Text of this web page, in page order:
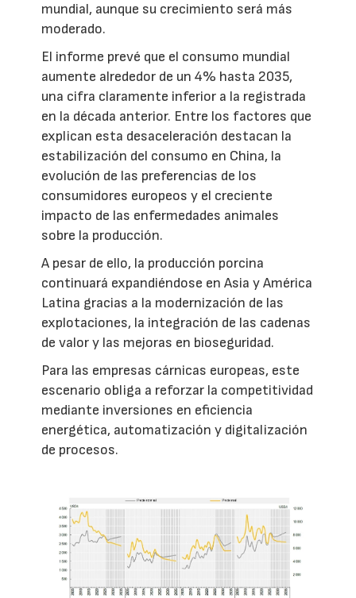
mundial, aunque su crecimiento será más
moderado.
El informe prevé que el consumo mundial
aumente alrededor de un 4% hasta 2035,
una cifra claramente inferior a la registrada
en la década anterior. Entre los factores que
explican esta desaceleración destacan la
estabilización del consumo en China, la
evolución de las preferencias de los
consumidores europeos y el creciente
impacto de las enfermedades animales
sobre la producción.
A pesar de ello, la producción porcina
continuará expandiéndose en Asia y América
Latina gracias a la modernización de las
explotaciones, la integración de las cadenas
de valor y las mejoras en bioseguridad.
Para las empresas cárnicas europeas, este
escenario obliga a reforzar la competitividad
mediante inversiones en eficiencia
energética, automatización y digitalización
de procesos.